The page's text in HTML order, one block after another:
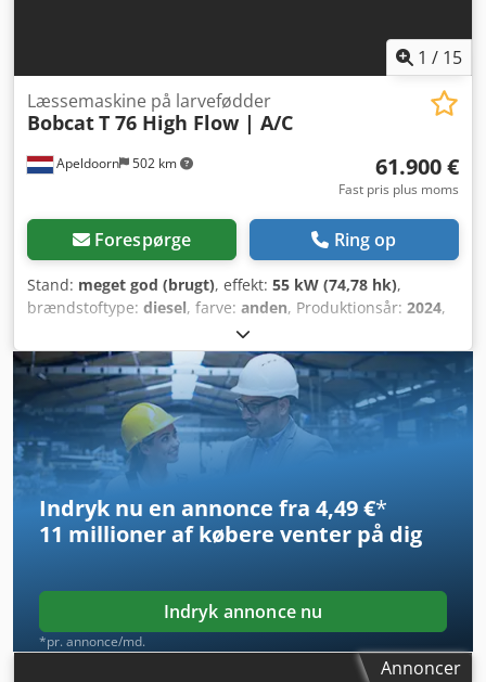
1 / 15
Apeldoorn 502 km
Læssemaskine på larvefødder
BobcatT 76 High Flow | A/C
61.900 €
Fast pris plus moms
Forespørge Ring op
Stand: meget god (brugt), effekt: 55 kW (74,78 hk),
brændstoftype: diesel, farve: anden, Produktionsår: 2024,
klimaanlæg
oplysninger Antal cylindre: 4 Motorstørrelse: 2.400 cc
Styring: Fast ramme (Bock) Motormærke: Bobcat Egenvægt:
4.898 kg Codpow U Itajfx Ag Terf Dimensioner (L x B x H):
390 x 186 x 206 cm Funktionelt Hurtigskiftesystem: Ja CE-
mærkning: ja Stand Teknisk stand: meget god Visuel stand:
meget god = Yderligere muligheder og udstyr = - 3.
flow - Hydraulisk hurtigskifter - LED-lys - Advarselsblink -
To hastigheder = Bemærkninger = Drivlinje
hydraulisk Power Bobtach, 2-trins gearkasse, bakkamera,
højtydende hydraulik, stort display, luftaffjedret sæde
Indryk nu en annonce fra 4,49 €*
11 millioner af købere venter på dig
Indryk annonce nu
*pr. annonce/md.
Annoncer